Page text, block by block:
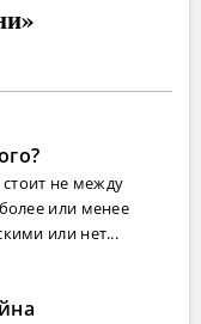
не между
или менее
или нет...